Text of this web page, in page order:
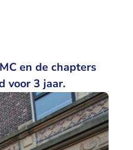
en de chapters
voor 3 jaar.